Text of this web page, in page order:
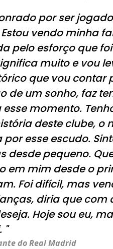
por ser
vendo minha
pelo esforço que
muito e vou
que vou contar
de um sonho, faz
momento.
deste clube, o
esse escudo.
desde pequeno.
em mim desde o
Foi difícil, mas
diria que com
Hoje sou eu,
"
do Real Madrid